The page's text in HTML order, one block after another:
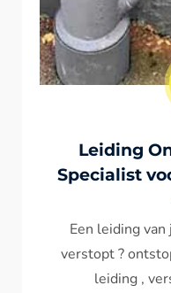
Wc spoelt niet
terug ?
verstopt , een
Bel -